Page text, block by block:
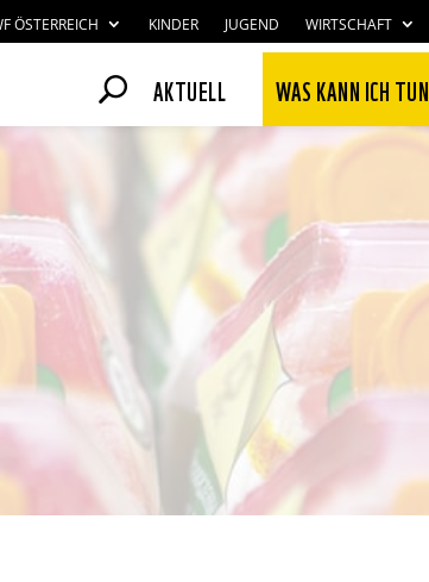
ÖSTERREICH KINDER JUGEND WIRTSCHAFT
AKTUELL WAS KANN ICH TUN
WIR
& erlauben
in unserer
den
der
Zustimmen